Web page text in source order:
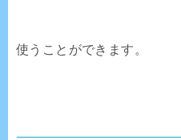
使うことができます。